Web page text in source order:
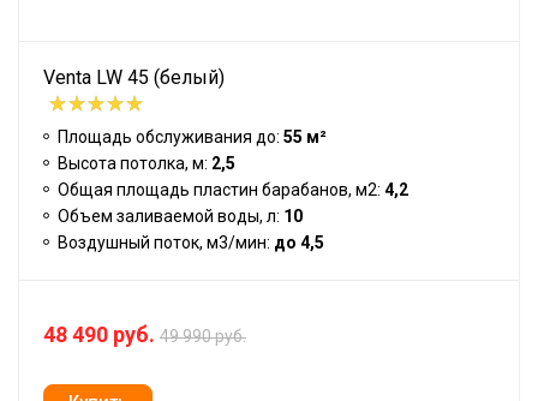
Venta LW 45 (белый)
Площадь обслуживания до: 55 м²
Высота потолка, м: 2,5
Общая площадь пластин барабанов, м2: 4,2
Объем заливаемой воды, л: 10
Воздушный поток, м3/мин: до 4,5
48 490 руб. 49 990 руб.